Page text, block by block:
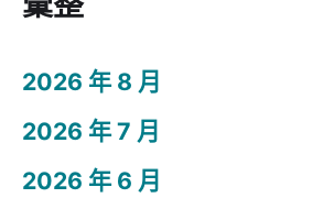
2026 年 8 月
2026 年 7 月
2026 年 6 月